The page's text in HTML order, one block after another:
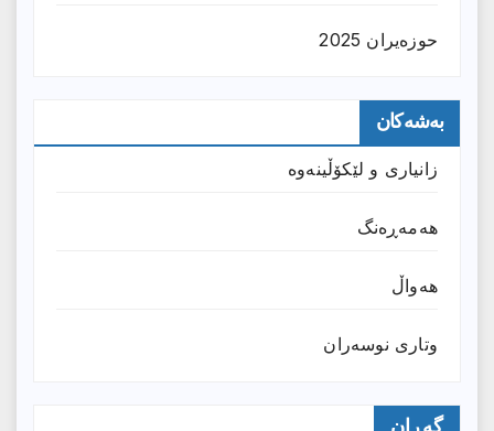
حوزه‌یران 2025
بەشەکان
زانیارى و لێکۆڵینەوە
هەمەڕەنگ
هەواڵ
وتارى نوسەران